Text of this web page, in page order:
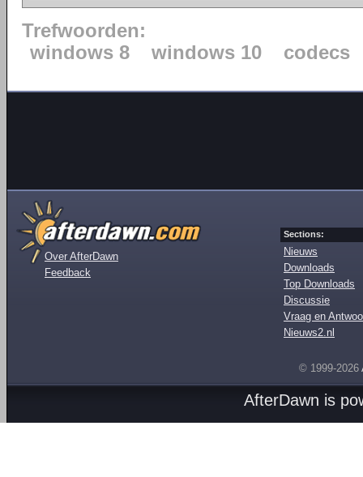
Trefwoorden:
windows 8
windows 10 codecs
Over AfterDawn
Feedback
Sections:
Nieuws
Downloads
Top Downloads
Discussie
Vraag en
Nieuws2.nl
© 1999-2026
AfterDawn is